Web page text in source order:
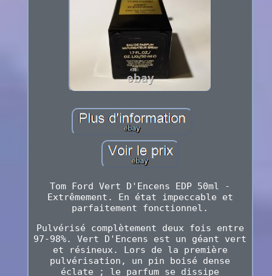
Tom Ford Vert D'Encens EDP 50ml -
Extrêmement. En état impeccable et
parfaitement fonctionnel.
Pulvérisé complètement deux fois entre
97-98%. Vert D'Encens est un géant vert
et résineux. Lors de la première
pulvérisation, un pin boisé dense
éclate ; le parfum se dissipe